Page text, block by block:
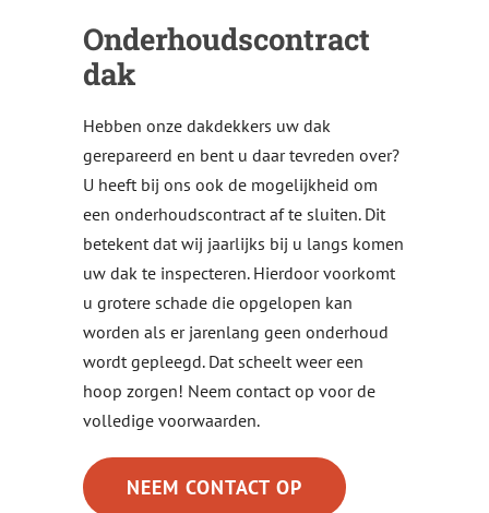
Onderhoudscontract
dak
Hebben onze dakdekkers uw dak
gerepareerd en bent u daar tevreden over?
U heeft bij ons ook de mogelijkheid om
een onderhoudscontract af te sluiten. Dit
betekent dat wij jaarlijks bij u langs komen
uw dak te inspecteren. Hierdoor voorkomt
u grotere schade die opgelopen kan
worden als er jarenlang geen onderhoud
wordt gepleegd. Dat scheelt weer een
hoop zorgen! Neem contact op voor de
volledige voorwaarden.
NEEM CONTACT OP